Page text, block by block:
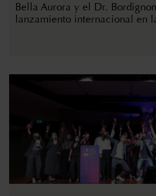
Bella Aurora y el Dr.
lanzamiento internacional en